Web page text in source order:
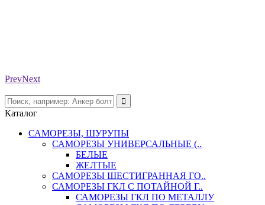
PrevNext
Каталог
САМОРЕЗЫ, ШУРУПЫ
САМОРЕЗЫ УНИВЕРСАЛЬНЫЕ (..
БЕЛЫЕ
ЖЕЛТЫЕ
САМОРЕЗЫ ШЕСТИГРАННАЯ ГО..
САМОРЕЗЫ ГКЛ С ПОТАЙНОЙ Г..
САМОРЕЗЫ ГКЛ ПО МЕТАЛЛУ